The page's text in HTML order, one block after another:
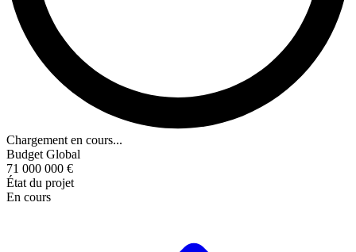
Chargement en cours...
Budget Global
71 000 000 €
État du projet
En cours